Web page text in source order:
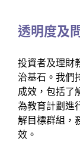
透明度及
投資者及理財
治基石。我們
成效，包括了
為教育計劃進
解目標群組，
效。